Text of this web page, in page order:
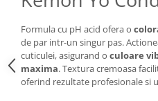
Formula cu pH acid ofera o
de par intr-un singur pas.
cuticulei, asigurand o culoare
maxima. Textura cremoasa
oferind rezultate profesionale si